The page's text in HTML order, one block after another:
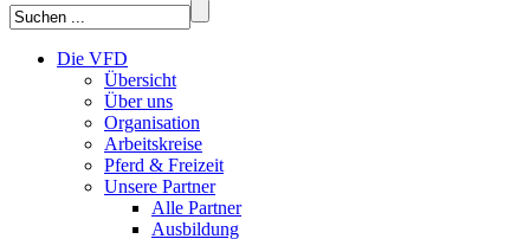
Die VFD
Übersicht
Über uns
Organisation
Arbeitskreise
Pferd & Freizeit
Unsere Partner
Alle Partner
Ausbildung